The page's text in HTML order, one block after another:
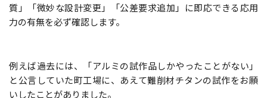
質」「微妙な設計変更」「公差要求追加」に即応できる応用
力の有無を必ず確認します。
例えば過去には、「アルミの試作品しかやったことがない」
と公言していた町工場に、あえて難削材チタンの試作をお願
いしたことがありました。